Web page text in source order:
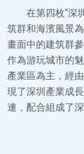
在第四枚“深
筑群和海濱風景
畫面中的建筑群
作為游玩城市的
產業區為主，經
現了深圳產業成
連，配合組成了